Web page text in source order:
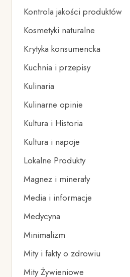
Kontrola jakości produktów
Kosmetyki naturalne
Krytyka konsumencka
Kuchnia i przepisy
Kulinaria
Kulinarne opinie
Kultura i Historia
Kultura i napoje
Lokalne Produkty
Magnez i minerały
Media i informacje
Medycyna
Minimalizm
Mity i fakty o zdrowiu
Mity Żywieniowe